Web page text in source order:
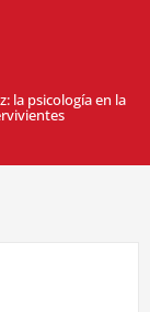
la psicología en la